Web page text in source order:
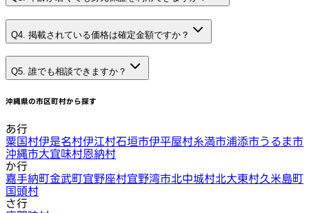
Q4. 掲載されている価格は確定金額ですか？
Q5. 誰でも相談できますか？
沖縄県の市区町村から探す
あ行
粟国村伊是名村伊江村石垣市伊平屋村糸満市浦添市うるま市
沖縄市大宜味村恩納村
か行
嘉手納町金武町宜野座村宜野湾市北中城村北大東村久米島町
国頭村
さ行